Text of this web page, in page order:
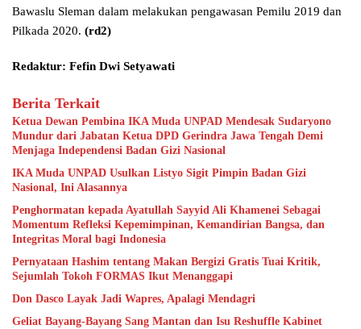
Bawaslu Sleman dalam melakukan pengawasan Pemilu 2019 dan
Pilkada 2020. (rd2)
Redaktur: Fefin Dwi Setyawati
Berita Terkait
Ketua Dewan Pembina IKA Muda UNPAD Mendesak Sudaryono
Mundur dari Jabatan Ketua DPD Gerindra Jawa Tengah Demi
Menjaga Independensi Badan Gizi Nasional
IKA Muda UNPAD Usulkan Listyo Sigit Pimpin Badan Gizi
Nasional, Ini Alasannya
Penghormatan kepada Ayatullah Sayyid Ali Khamenei Sebagai
Momentum Refleksi Kepemimpinan, Kemandirian Bangsa, dan
Integritas Moral bagi Indonesia
Pernyataan Hashim tentang Makan Bergizi Gratis Tuai Kritik,
Sejumlah Tokoh FORMAS Ikut Menanggapi
Don Dasco Layak Jadi Wapres, Apalagi Mendagri
Geliat Bayang-Bayang Sang Mantan dan Isu Reshuffle Kabinet